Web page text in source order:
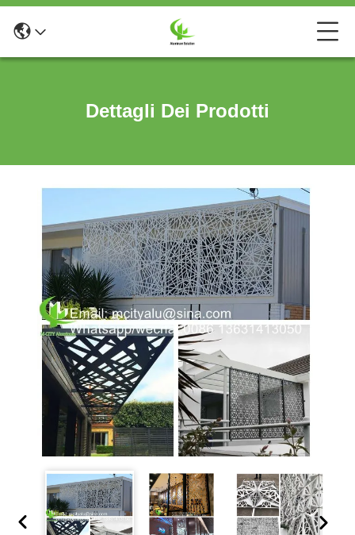
Dettagli Dei Prodotti